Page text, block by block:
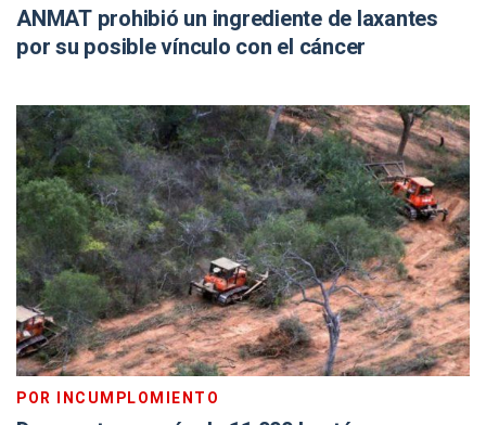
ANMAT prohibió un ingrediente de laxantes
por su posible vínculo con el cáncer
POR INCUMPLOMIENTO